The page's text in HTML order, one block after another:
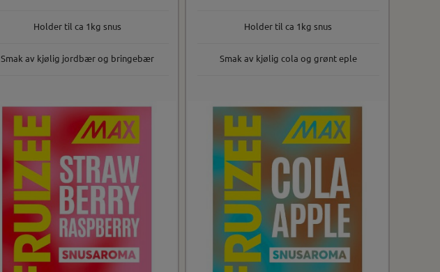
Holder til ca 1kg snus
Smak av kjølig jordbær og bringebær
Holder til ca 1kg snus
Smak av kjølig cola og grønt eple